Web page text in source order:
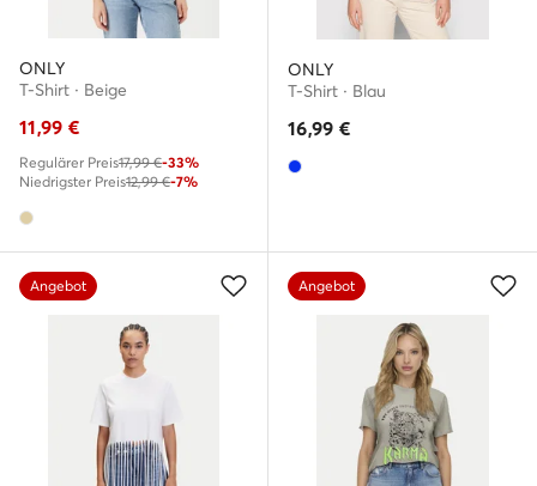
ONLY
T-Shirt · Beige
11,99 €
Regulärer Preis17,99 €-33%
Niedrigster Preis12,99 €-7%
ONLY
T-Shirt · Blau
16,99 €
Angebot Angebot